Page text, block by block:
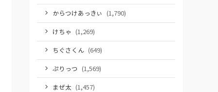
からつけあっきぃ (1,790)
けちゃ (1,269)
ちぐさくん (649)
ぷりっつ (1,569)
まぜ太 (1,457)